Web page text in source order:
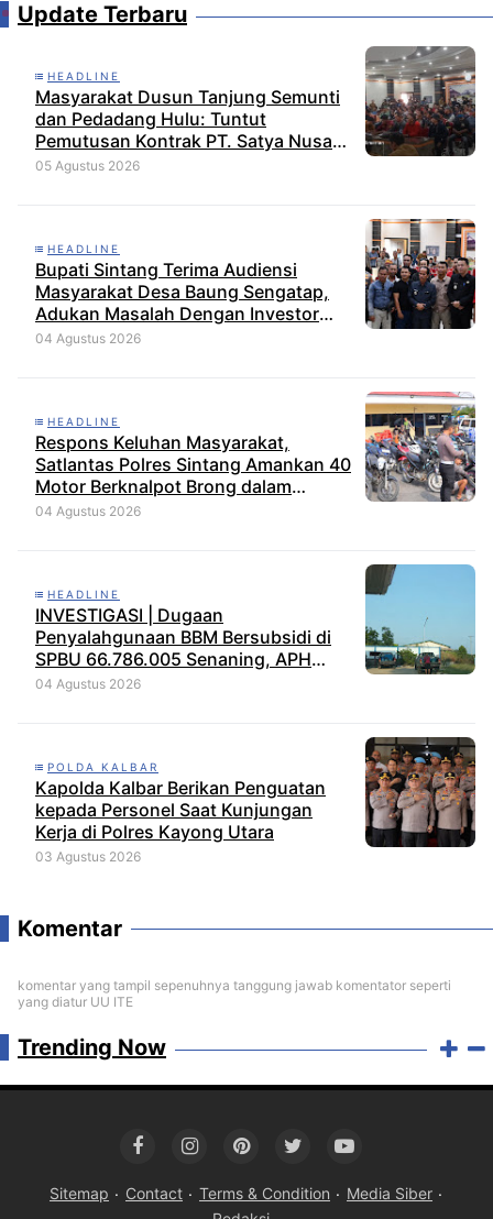
Update Terbaru
HEADLINE
Masyarakat Dusun Tanjung Semunti
dan Pedadang Hulu: Tuntut
Pemutusan Kontrak PT. Satya Nusa
Indah Perkasa
05 Agustus 2026
HEADLINE
Bupati Sintang Terima Audiensi
Masyarakat Desa Baung Sengatap,
Adukan Masalah Dengan Investor
Perkebunan
04 Agustus 2026
HEADLINE
Respons Keluhan Masyarakat,
Satlantas Polres Sintang Amankan 40
Motor Berknalpot Brong dalam
Strong Point Pagi
04 Agustus 2026
HEADLINE
INVESTIGASI | Dugaan
Penyalahgunaan BBM Bersubsidi di
SPBU 66.786.005 Senaning, APH
Jangan Tutup Mata, BPH Migas
04 Agustus 2026
POLDA KALBAR
Kapolda Kalbar Berikan Penguatan
kepada Personel Saat Kunjungan
Kerja di Polres Kayong Utara
03 Agustus 2026
Komentar
komentar yang tampil sepenuhnya tanggung jawab komentator seperti
yang diatur UU ITE
Trending Now
Sitemap Contact Terms & Condition
Media Siber